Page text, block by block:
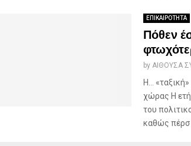
ΕΠΙΚΑΙΡΟΤΗΤΑ
Πόθεν
by ΑΙΘΟΥΣΑ
Η…
χώρας Η
του
καθώς πέρσι